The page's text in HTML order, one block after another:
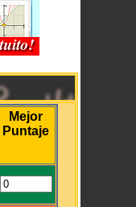
Mejor
Puntaje